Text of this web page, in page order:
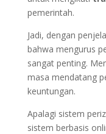
pemerintah.
Jadi, dengan
bahwa mengurus
sangat penting.
masa mendatang
keuntungan.
Apalagi sistem
sistem berbasis